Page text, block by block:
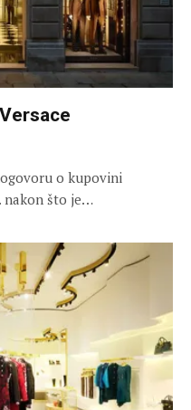
o kupovini
nakon što je…